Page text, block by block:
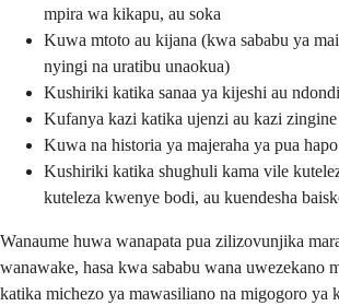
mpira wa kikapu, au soka
Kuwa mtoto au kijana (kwa sababu ya
nyingi na uratibu unaokua)
Kushiriki katika sanaa ya kijeshi au ndondi
Kufanya kazi katika ujenzi au kazi
Kuwa na historia ya majeraha ya pua
Kushiriki katika shughuli kama vile
kuteleza kwenye bodi, au kuendesha
Wanaume huwa wanapata pua zilizovunjika
wanawake, hasa kwa sababu wana uwezekano
katika michezo ya mawasiliano na migogoro ya